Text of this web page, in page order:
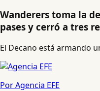
Wanderers toma la
pases y cerró a tres
El Decano está armando
Por Agencia EFE